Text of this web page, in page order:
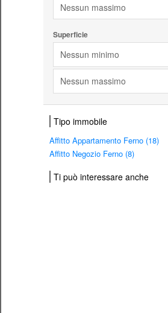
Nessun massimo
Superficie
Nessun minimo
Nessun massimo
Tipo immobile
Affitto Appartamento Ferno (18)
Affitto Negozio Ferno (8)
Ti può interessare anche